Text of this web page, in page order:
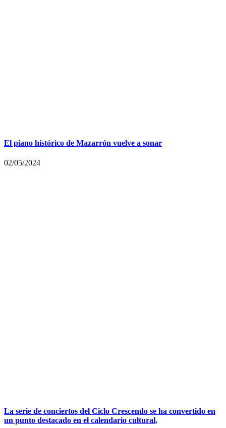
El piano histórico de Mazarrón vuelve a sonar
02/05/2024
La serie de conciertos del Ciclo Crescendo se ha convertido en
un punto destacado en el calendario cultural,